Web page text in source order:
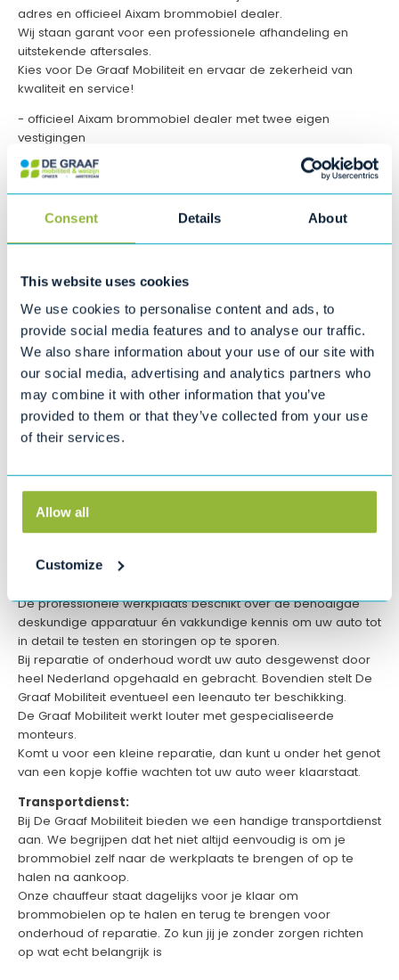
Consent Details About
This website uses cookies
We use cookies to personalise content and ads, to
provide social media features and to analyse our traffic.
We also share information about your use of our site with
our social media, advertising and analytics partners who
may combine it with other information that you’ve
provided to them or that they’ve collected from your use
of their services.
Allow all
Customize
adres en officieel Aixam brommobiel dealer.
Wij staan garant voor een professionele afhandeling en
uitstekende aftersales.
Kies voor De Graaf Mobiliteit en ervaar de zekerheid van
kwaliteit en service!
- officieel Aixam brommobiel dealer met twee eigen
vestigingen
- gespecialiseerd in de in- en verkoop van nieuwe en
gebruikte brommobielen
- gespecialiseerd in onderhoud, reparatie en schadeherstel
- inruil van uw brommobiel of auto is mogelijk
Zowel in Opmeer als in Amsterdam zijn royale showrooms
topmerken kunt bekijken én beoordelen.
Ruim 100 Brommobielen op voorraad:
De Graaf Mobiliteit beschikt over een grote voorraad nieuw
en tweedehands brommobielen verdeeld over twee
vestigingen in Noord-Holland.
Of u nu op zoek bent naar een zuinige en schone diesel. Of
een geluidloze en milieuvriendelijke elektrische brommobiel,
Al onze brommobielen staan voor u klaar en we bieden altijd
de mogelijkheid voor een proefrit. Ontdek uw ideale
brommobiel bij De Graaf Mobiliteit!
Voor onderhoud en reparatie van uw brommobiel bent u bij
De professionele werkplaats beschikt over de benodigde
deskundige apparatuur én vakkundige kennis om uw auto tot
in detail te testen en storingen op te sporen.
Bij reparatie of onderhoud wordt uw auto desgewenst door
heel Nederland opgehaald en gebracht. Bovendien stelt De
Graaf Mobiliteit eventueel een leenauto ter beschikking.
De Graaf Mobiliteit werkt louter met gespecialiseerde
monteurs.
Komt u voor een kleine reparatie, dan kunt u onder het genot
van een kopje koffie wachten tot uw auto weer klaarstaat.
Transportdienst:
Bij De Graaf Mobiliteit bieden we een handige transportdienst
aan. We begrijpen dat het niet altijd eenvoudig is om je
brommobiel zelf naar de werkplaats te brengen of op te
halen na aankoop.
Onze chauffeur staat dagelijks voor je klaar om
brommobielen op te halen en terug te brengen voor
onderhoud of reparatie. Zo kun jij je zonder zorgen richten
op wat echt belangrijk is